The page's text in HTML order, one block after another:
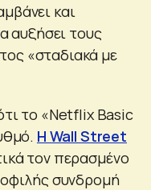
και
αυξήσει τους
«σταδιακά με
το «Netflix Basic
Η Wall Street
τον περασμένο
συνδρομή